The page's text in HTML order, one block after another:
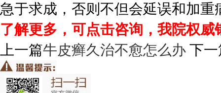
急于求成，否则不但会延误和加
了解更多，可点击咨询，我院权
上一篇牛皮癣久治不愈怎么办 下